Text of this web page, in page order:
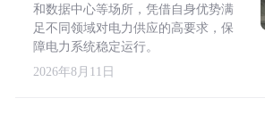
和数据中心等场所，凭借自身优势满
足不同领域对电力供应的高要求，保
障电力系统稳定运行。
2026年8月11日